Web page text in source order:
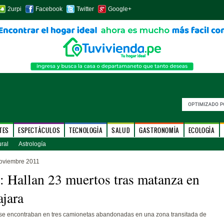
2urpi Facebook Twitter Google+
ESPECTÁCULOS TECNOLOGÍA SALUD GASTRONOMÍA ECOLOGÍA
Astrología
2011
23 muertos tras matanza en
encontraban en tres camionetas abandonadas en una zona transitada de